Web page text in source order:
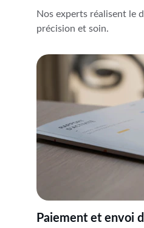
Nos experts réalisent le
précision et soin.
Paiement et envoi